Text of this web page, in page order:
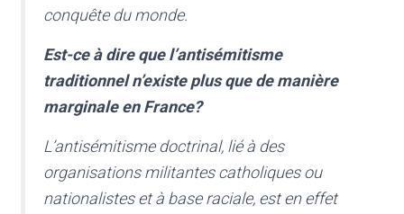
conquête du monde.
Est-ce à dire que l’antisémitisme
traditionnel n’existe plus que de manière
marginale en France?
L’antisémitisme doctrinal, lié à des
organisations militantes catholiques ou
nationalistes et à base raciale, est en effet